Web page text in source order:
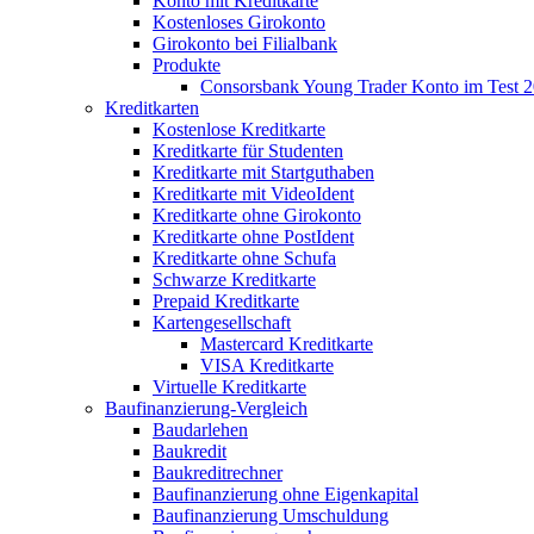
Kostenloses Girokonto
Girokonto bei Filialbank
Produkte
Consorsbank Young Trader Konto im Test
Kreditkarten
Kostenlose Kreditkarte
Kreditkarte für Studenten
Kreditkarte mit Startguthaben
Kreditkarte mit VideoIdent
Kreditkarte ohne Girokonto
Kreditkarte ohne PostIdent
Kreditkarte ohne Schufa
Schwarze Kreditkarte
Prepaid Kreditkarte
Kartengesellschaft
Mastercard Kreditkarte
VISA Kreditkarte
Virtuelle Kreditkarte
Baufinanzierung-Vergleich
Baudarlehen
Baukredit
Baukreditrechner
Baufinanzierung ohne Eigenkapital
Baufinanzierung Umschuldung